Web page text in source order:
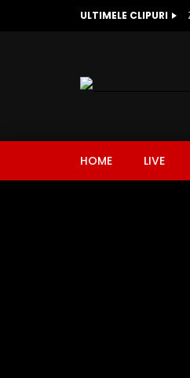
ULTIMELE CLIPURI
HOME LIVE